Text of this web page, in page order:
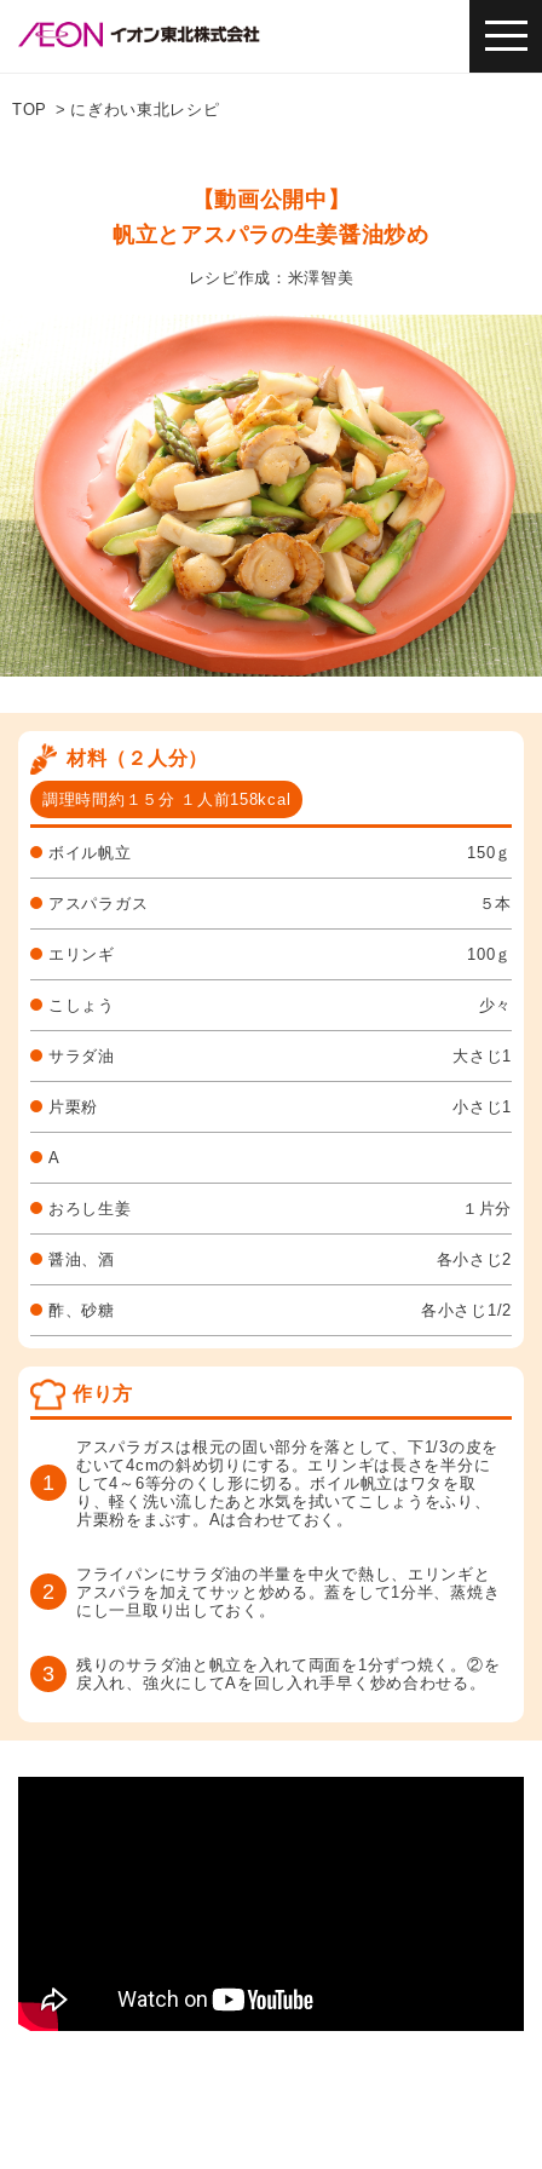
TOP にぎわい東北レシピ
【動画公開中】
帆立とアスパラの生姜醤油炒め
レシピ作成：米澤智美
材料（２人分）
調理時間約１５分 １人前158kcal
ボイル帆立 150ｇ
アスパラガス ５本
エリンギ 100ｇ
こしょう 少々
サラダ油 大さじ1
片栗粉 小さじ1
A
おろし生姜 １片分
醤油、酒 各小さじ2
酢、砂糖 各小さじ1/2
作り方
1
アスパラガスは根元の固い部分を落として、下1/3の皮を
むいて4cmの斜め切りにする。エリンギは長さを半分に
して4～6等分のくし形に切る。ボイル帆立はワタを取
り、軽く洗い流したあと水気を拭いてこしょうをふり、
片栗粉をまぶす。Aは合わせておく。
2
フライパンにサラダ油の半量を中火で熱し、エリンギと
アスパラを加えてサッと炒める。蓋をして1分半、蒸焼き
にし一旦取り出しておく。
3
残りのサラダ油と帆立を入れて両面を1分ずつ焼く。②を
戻入れ、強火にしてAを回し入れ手早く炒め合わせる。